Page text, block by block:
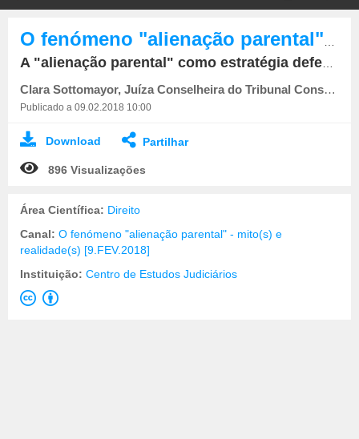
A "alienação parental" como estratégia defensiva de agressores sexuais de crianças
Clara Sottomayor, Juíza Conselheira do Tribunal Constitucional
Publicado a 09.02.2018 10:00
Download Partilhar
896 Visualizações
Área Científica: Direito
Canal: O fenómeno "alienação parental" - mito(s) e
realidade(s) [9.FEV.2018]
Instituição: Centro de Estudos Judiciários